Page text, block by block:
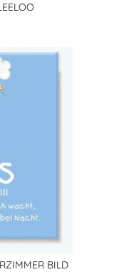
BILD